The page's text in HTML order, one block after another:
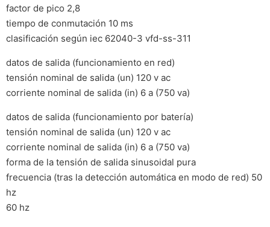
factor de pico 2,8
tiempo de conmutación 10 ms
clasificación según iec 62040-3 vfd-ss-311
datos de salida (funcionamiento en red)
tensión nominal de salida (un) 120 v ac
corriente nominal de salida (in) 6 a (750 va)
datos de salida (funcionamiento por batería)
tensión nominal de salida (un) 120 v ac
corriente nominal de salida (in) 6 a (750 va)
forma de la tensión de salida sinusoidal pura
frecuencia (tras la detección automática en modo de red) 50
hz
60 hz